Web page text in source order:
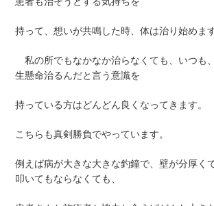
持って、想いが共鳴した時、体は治り始めます
私の所でもなかなか治らなくても、いつも
生懸命治るんだと言う意識を
持っている方はどんどん良くなってきます。
こちらも真剣勝負でやっています。
例えば病が大きな大きな釣鐘で、壁が分厚く
叩いてもならなくても、